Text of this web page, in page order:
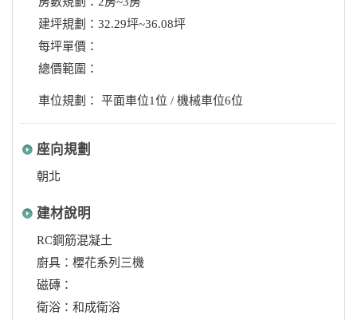
建坪規劃：32.29坪~36.08坪
每坪單價：
總價範圍：
車位規劃： 平面車位1位 / 機械車位6位
座向規劃
朝北
建材說明
RC鋼筋混凝土
廚具：櫻花系列三機
磁磚：
衛浴：和成衛浴